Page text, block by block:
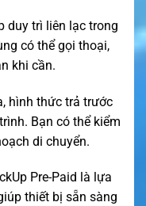
duy trì liên lạc trong
có thể gọi thoại,
khi cần.
hình thức trả trước
Bạn có thể kiểm
di chuyển.
Pre-Paid là lựa
thiết bị sẵn sàng